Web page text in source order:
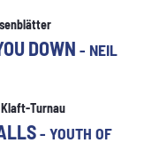
DOWN - NEIL
Turnau
- YOUTH OF